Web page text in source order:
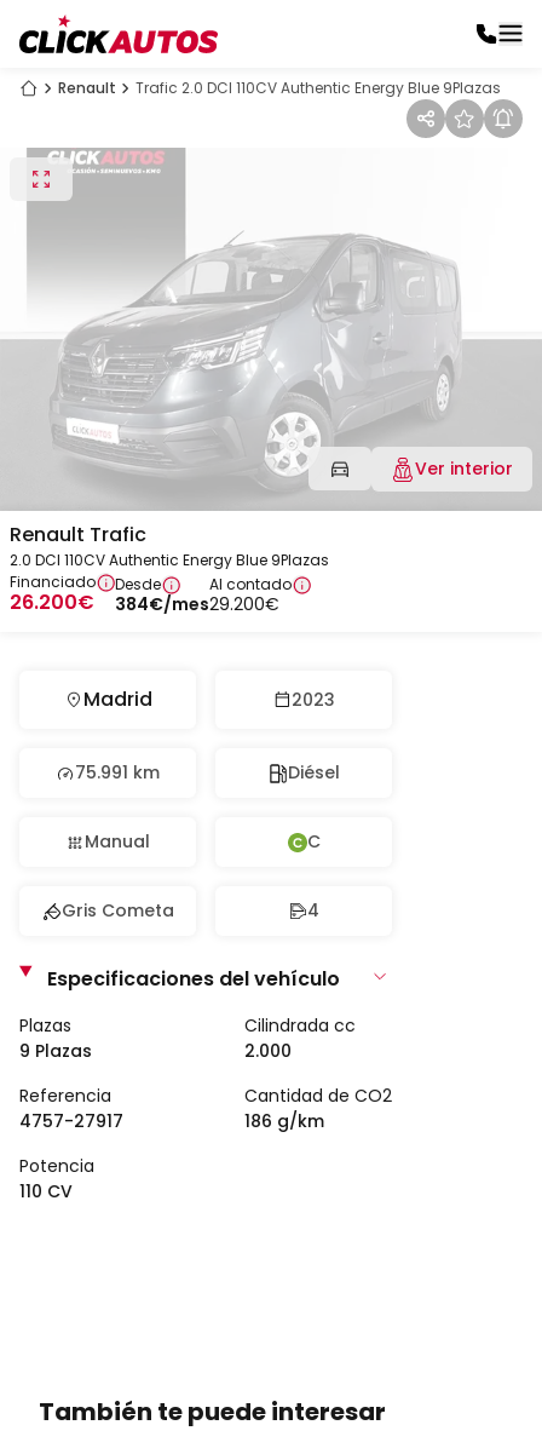
Renault Trafic 2.0 DCI 110CV Authentic Energy Blue 9Plazas
Ver interior
Renault Trafic
2.0 DCI 110CV Authentic Energy Blue 9Plazas
Financiado
26.200€
Desde
384€/mes
Al contado
29.200€
Madrid 2023
75.991 km Diésel
Manual C
Gris Cometa 4
Especificaciones del vehículo
Plazas
9 Plazas
Cilindrada cc
2.000
Referencia
4757-27917
Cantidad de CO2
186 g/km
Potencia
110 CV
También te puede interesar